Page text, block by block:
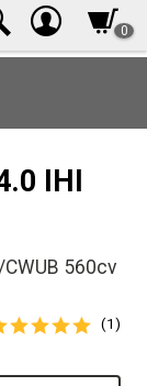
0
IHI
CWUB 560cv
(1)